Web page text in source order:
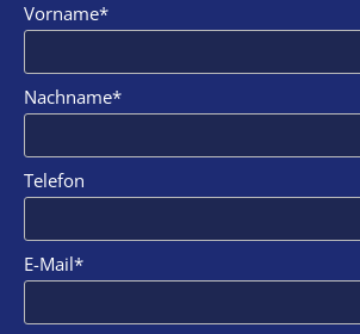
Vorname*
Nachname*
Telefon
E-Mail*